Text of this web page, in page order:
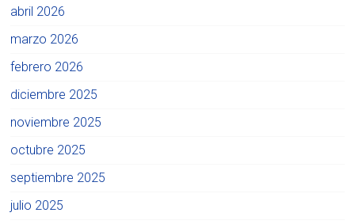
abril 2026
marzo 2026
febrero 2026
diciembre 2025
noviembre 2025
octubre 2025
septiembre 2025
julio 2025